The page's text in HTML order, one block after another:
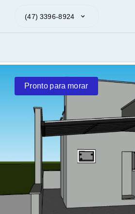
(47) 3396-8924
Pronto para morar